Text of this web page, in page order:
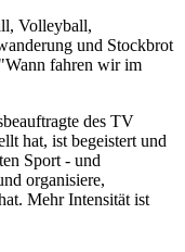
Volleyball,
und Stockbrot
fahren wir im
des TV
hat, ist begeistert und
Sport - und
organisiere,
Mehr Intensität ist